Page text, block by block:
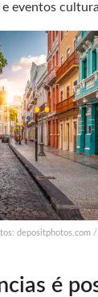
eventos
depositphotos.com /
é